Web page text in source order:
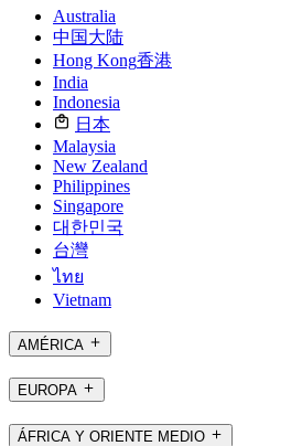
Australia
中国大陆
Hong Kong香港
India
Indonesia
日本
Malaysia
New Zealand
Philippines
Singapore
대한민국
台灣
ไทย
Vietnam
AMÉRICA
EUROPA
ÁFRICA Y ORIENTE MEDIO